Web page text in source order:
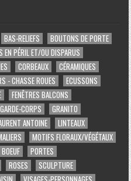
BAS-RELIEFS
BOUTONS DE PORTE
EN PÉRIL ET/OU DISPARUS
CORBEAUX
CÉRAMIQUES
- CHASSE ROUES
ECUSSONS
FENÊTRES BALCONS
GARDE-CORPS
GRANITO
ANTOINE
LINTEAUX
MOTIFS FLORAUX/VÉGÉTAUX
PORTES
ROSES
SCULPTURE